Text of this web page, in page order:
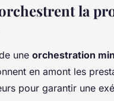
la
une orchestration
en amont les
pour garantir une